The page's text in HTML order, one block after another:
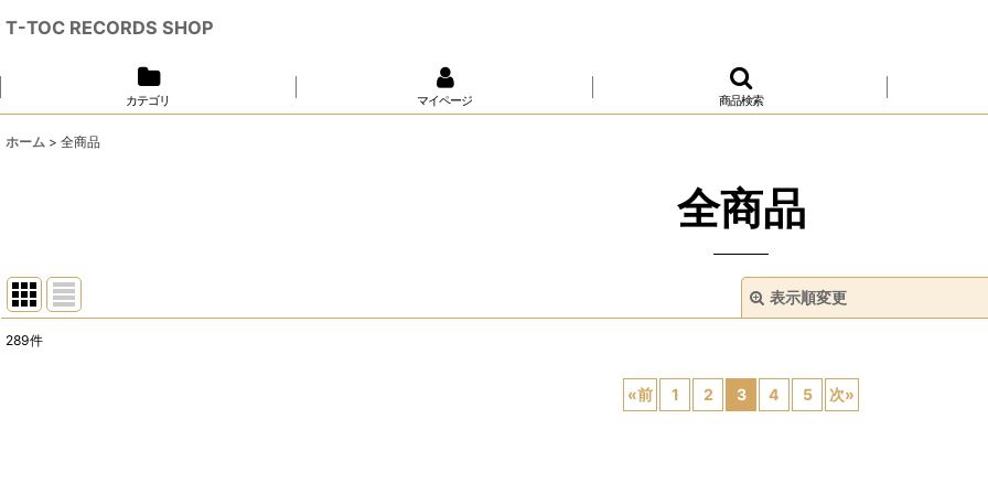
T-TOC RECORDS SHOP
カテゴリ マイページ 商品検索
ホーム > 全商品
全商品
表示順変更
289件
«前 1 2 3 4 5 次»